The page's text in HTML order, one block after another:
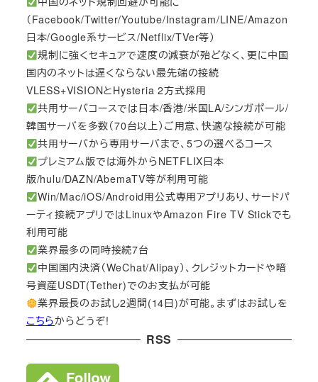
（Facebook/Twitter/Youtube/Instagram/LINE/Amazon
日本/Google系サービス/Netflix/TVer等）
規制に強くセキュアで速度の減衰が殆どなく、更に中国
国内のネットは遅くならない最先端の接続
VLESS+VISIONとHysteria 2方式採用
共用サーバコースでは日本/香港/米国LA/シンガポール/
韓国サーバを多数（70台以上）ご用意、快適な接続が可能
共用サーバから専用サーバまで、5つの選べるコース
プレミアム版では海外からNETFLIX日本
版/hulu/DAZN/AbemaTV等が利用可能
Win/Mac/iOS/Android用公式専用アプリあり、サードパ
ーティ接続アプリではLinuxやAmazon Fire TV Stickでも
利用可能
業界最多の同時接続7台
中国国内決済（WeChat/Alipay）、クレジットカードや暗
号資産USDT(Tether)でのお支払が可能
業界最長のお試し2週間(14日)が可能。まずはお試しを
こちらからどうぞ!
RSS